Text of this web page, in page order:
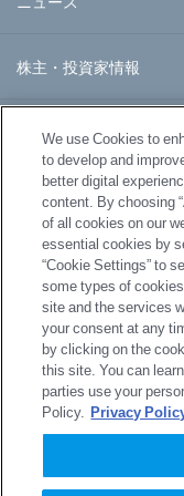
株主・投資家情報
事業・製品
研究開発
サステナビリティ
採用情報
サイトマップ
We use Cookies to
to develop and
better digital
content. By choosing
of all cookies on our
essential cookies by
“Cookie Settings” to
some types of
site and the services
your consent at any
by clicking on the
this site. You can
parties use your
Policy. Privacy